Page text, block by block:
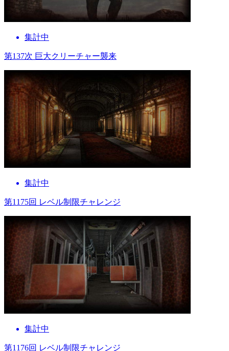
集計中
第137次 巨大クリーチャー襲来
集計中
第1175回 レベル制限チャレンジ
集計中
第1176回 レベル制限チャレンジ